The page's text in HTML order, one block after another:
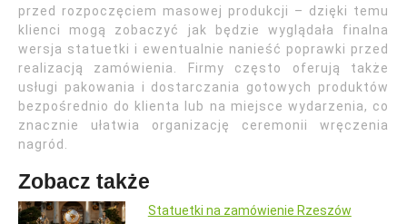
przed rozpoczęciem masowej produkcji – dzięki temu
klienci mogą zobaczyć jak będzie wyglądała finalna
wersja statuetki i ewentualnie nanieść poprawki przed
realizacją zamówienia. Firmy często oferują także
usługi pakowania i dostarczania gotowych produktów
bezpośrednio do klienta lub na miejsce wydarzenia, co
znacznie ułatwia organizację ceremonii wręczenia
nagród.
Zobacz także
Statuetki na zamówienie Rzeszów